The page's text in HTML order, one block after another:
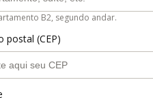
B2, segundo andar.
postal (CEP)